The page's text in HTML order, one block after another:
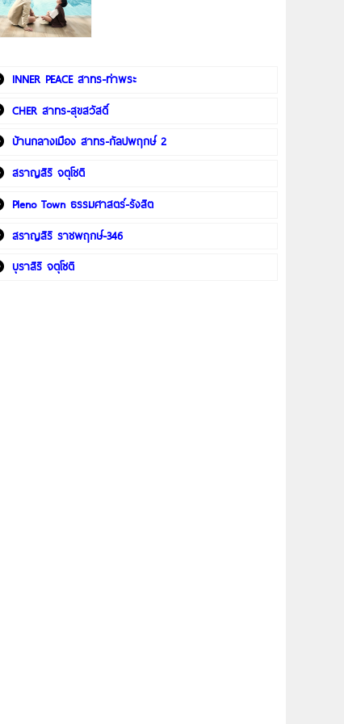
INNER PEACE สาทร-ท่าพระ
CHER สาทร-สุขสวัสดิ์
บ้านกลางเมือง สาทร-กัลปพฤกษ์ 2
สราญสิริ จตุโชติ
Pleno Town ธรรมศาสตร์-รังสิต
สราญสิริ ราชพฤกษ์-346
บุราสิริ จตุโชติ